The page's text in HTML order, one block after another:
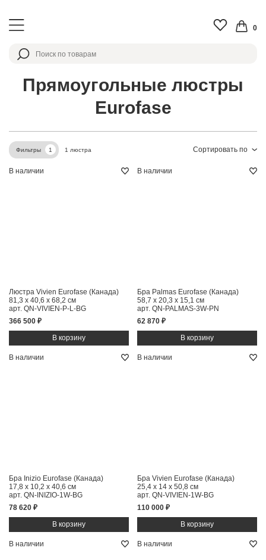
0
Прямоугольные люстры
Eurofase
Сортировать по
Фильтры 1 1 люстра
В наличии
Люстра Vivien Eurofase (Канада)
81,3 x 40,6 x 68,2 см
арт. QN-VIVIEN-P-L-BG
366 500 ₽
В наличии
Бра Palmas Eurofase (Канада)
58,7 x 20,3 x 15,1 см
арт. QN-PALMAS-3W-PN
62 870 ₽
В наличии
Бра Inizio Eurofase (Канада)
17,8 x 10,2 x 40,6 см
арт. QN-INIZIO-1W-BG
78 620 ₽
В наличии
Бра Vivien Eurofase (Канада)
25,4 x 14 x 50,8 см
арт. QN-VIVIEN-1W-BG
110 000 ₽
В наличии В наличии